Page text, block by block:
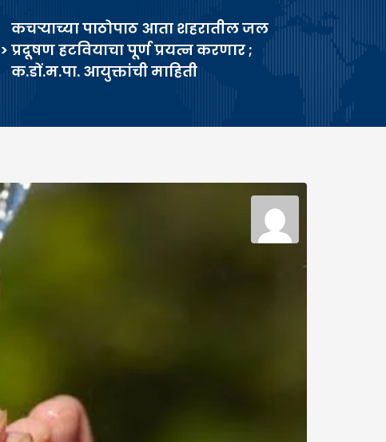
>
कचऱ्याच्या पाठोपाठ आता शहरातील जल
प्रदूषण हटवियाचा पूर्ण प्रयत्न करणार ;
क.डों.म.पा. आयुक्तांची माहिती